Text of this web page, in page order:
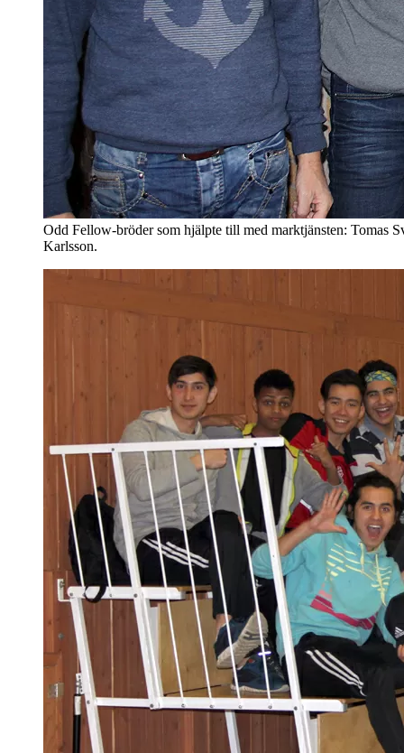
Odd Fellow-bröder som hjälpte till med marktjänsten: Tomas
Karlsson.